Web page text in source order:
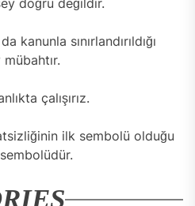
doğru değildir.
kanunla sınırlandırıldığı
çalışırız.
ilk sembolü olduğu